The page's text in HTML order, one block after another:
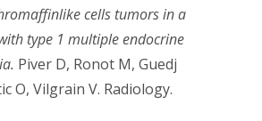
cells tumors in a
type 1 multiple endocrine
Piver D, Ronot M, Guedj
O, Vilgrain V. Radiology.